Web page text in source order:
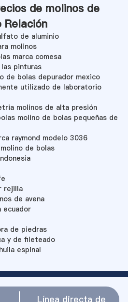
de molinos de
Relación
de aluminio
molinos
marca comesa
pinturas
de bolas depurador mexico
utilizado de laboratorio
molinos de alta presión
molino de bolas pequeñas de
raymond modelo 3036
de bolas
rejilla
de avena
ecuador
de piedras
y de fileteado
espinal
Línea directa de